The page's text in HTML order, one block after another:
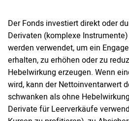
Der Fonds investiert direkt oder
Derivaten (komplexe
werden verwendet, um ein
erhalten, zu erhöhen oder zu
Hebelwirkung erzeugen. Wenn
wird, kann der Nettoinventarwert
schwanken als ohne
Derivate für Leerverkäufe